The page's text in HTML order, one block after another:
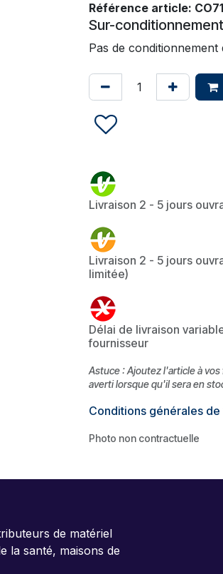
Référence article:
Sur-conditionnement
Pas de conditionnement
Livraison 2 - 5 jours
Livraison 2 - 5 jours
limitée)
Délai de livraison
fournisseur
Astuce : Ajoutez l'article à
averti lorsque qu'il sera en
Conditions générales de
Photo non contractuelle
de matériel
la santé, maisons de